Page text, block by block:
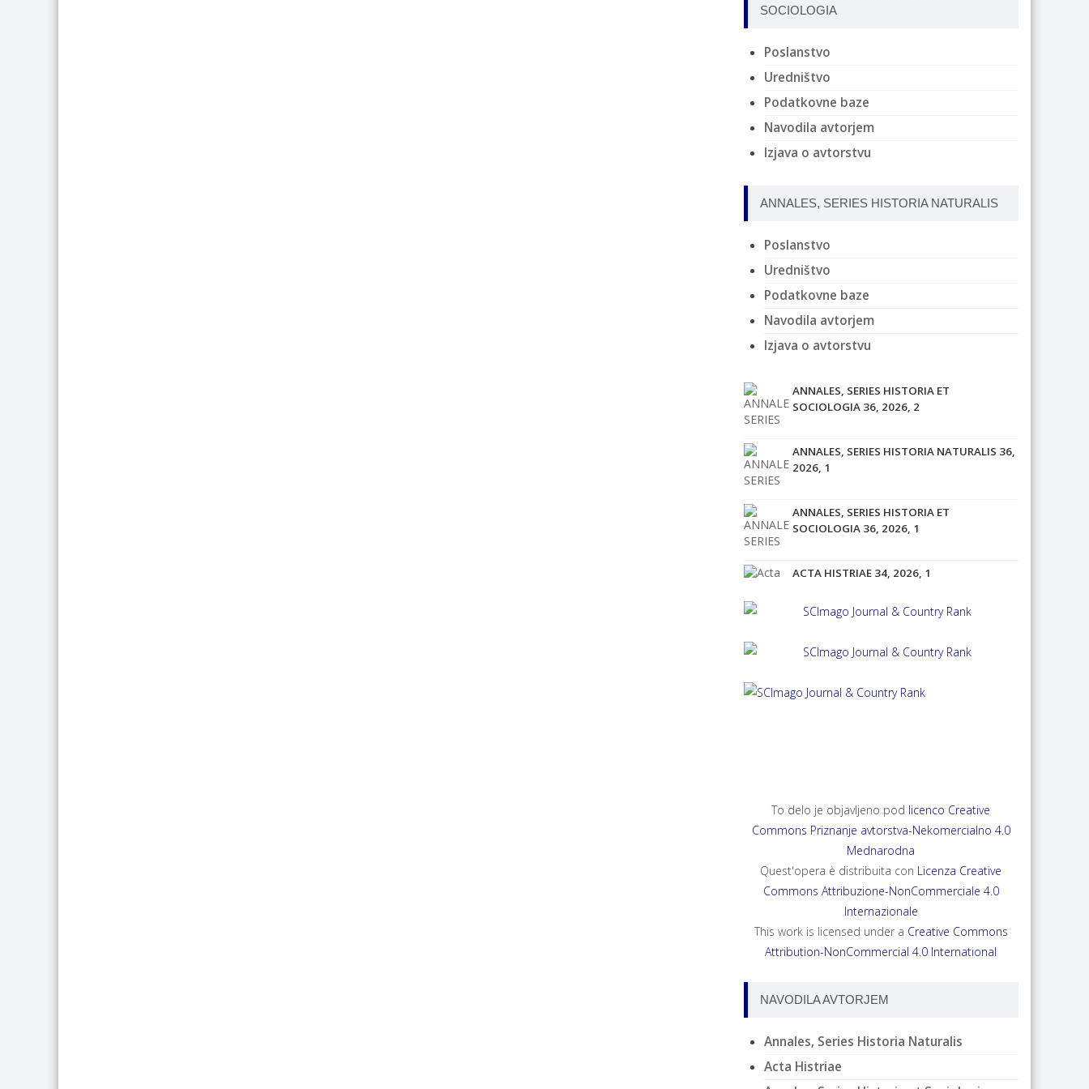
SOCIOLOGIA
Poslanstvo
Uredništvo
Podatkovne baze
Navodila avtorjem
Izjava o avtorstvu
ANNALES, SERIES HISTORIA NATURALIS
Poslanstvo
Uredništvo
Podatkovne baze
Navodila avtorjem
Izjava o avtorstvu
ANNALES, SERIES HISTORIA ET
SOCIOLOGIA 36, 2026, 2
ANNALES, SERIES HISTORIA NATURALIS 36,
2026, 1
ANNALES, SERIES HISTORIA ET
SOCIOLOGIA 36, 2026, 1
ACTA HISTRIAE 34, 2026, 1
ANNALES, SERIES HISTORIA ET
To delo je objavljeno pod licenco Creative
Commons Priznanje avtorstva-Nekomercialno 4.0
Mednarodna
Quest'opera è distribuita con Licenza Creative
Commons Attribuzione-NonCommerciale 4.0
Internazionale
This work is licensed under a Creative Commons
Attribution-NonCommercial 4.0 International
NAVODILA AVTORJEM
Annales, Series Historia Naturalis
Acta Histriae